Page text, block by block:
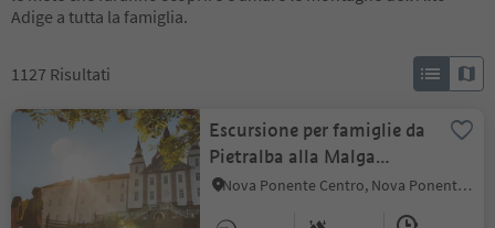
Adige a tutta la famiglia.
1127 Risultati
Escursione per famiglie da
Pietralba alla Malga
Monte San Pietro
Nova Ponente Centro, Nova Ponente, Regione dolomitica Val d'Ega